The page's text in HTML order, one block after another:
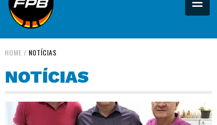
HOME / NOTÍCIAS
NOTÍCIAS